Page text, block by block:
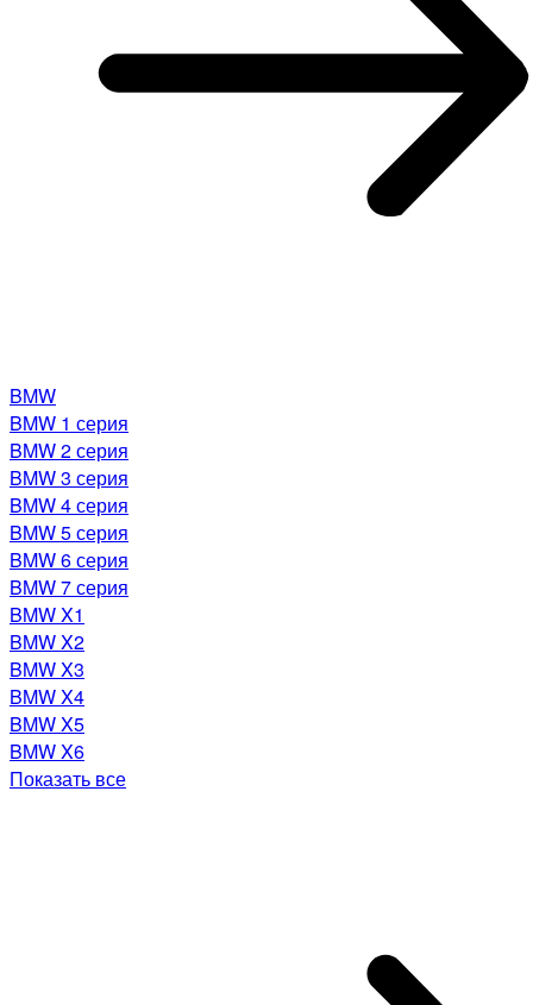
BMW
BMW 1 серия
BMW 2 серия
BMW 3 серия
BMW 4 серия
BMW 5 серия
BMW 6 серия
BMW 7 серия
BMW X1
BMW X2
BMW X3
BMW X4
BMW X5
BMW X6
Показать все